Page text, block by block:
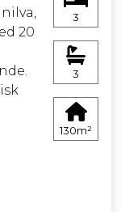
20
3
3
130m²